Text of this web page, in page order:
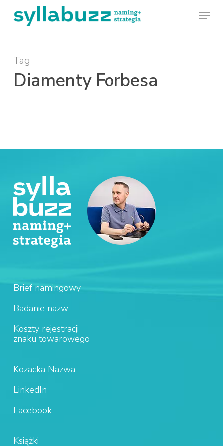
Skip
main
content
Menu
Tag
Diamenty Forbesa
Brief namingowy
Badanie nazw
Koszty rejestracji
znaku towarowego
Kozacka Nazwa
LinkedIn
Facebook
Książki